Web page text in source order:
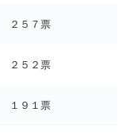
２５７票
２５２票
１９１票